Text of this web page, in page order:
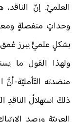
العلميِّ. إنّ
وحداتٍ منفصلةٍ
بشكلٍ علميٍّ يبرز عُمق
ولهذا القول ما
منضدته التّأمليّة-
ذلكَ استهلالُ الناقدِ